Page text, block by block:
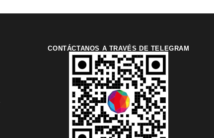
CONTÁCTANOS A TRAVÉS DE TELEGRAM